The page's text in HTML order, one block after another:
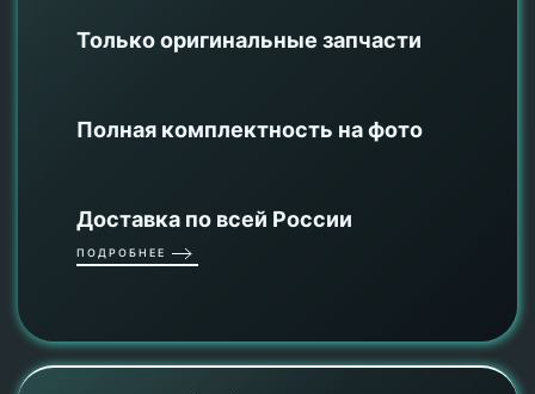
Только оригинальные запчасти
Полная комплектность на фото
Доставка по всей России
ПОДРОБНЕЕ